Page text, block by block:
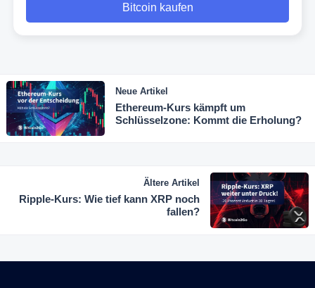
Bitcoin kaufen
Neue Artikel
Ethereum-Kurs kämpft um
Schlüsselzone: Kommt die Erholung?
Ältere Artikel
Ripple-Kurs: Wie tief kann XRP noch
fallen?